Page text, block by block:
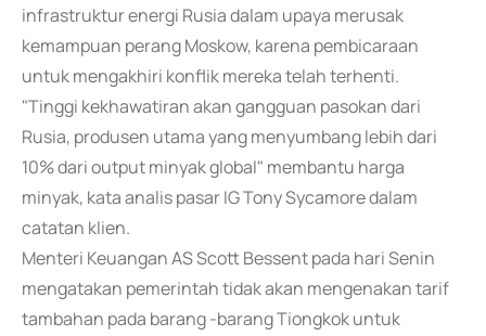
infrastruktur energi Rusia dalam upaya merusak
kemampuan perang Moskow, karena pembicaraan
untuk mengakhiri konflik mereka telah terhenti.
"Tinggi kekhawatiran akan gangguan pasokan dari
Rusia, produsen utama yang menyumbang lebih dari
10% dari output minyak global" membantu harga
minyak, kata analis pasar IG Tony Sycamore dalam
catatan klien.
Menteri Keuangan AS Scott Bessent pada hari Senin
mengatakan pemerintah tidak akan mengenakan tarif
tambahan pada barang -barang Tiongkok untuk